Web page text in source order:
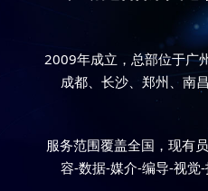
2009年成立，总部位于广
成都、长沙、郑州、南
服务范围覆盖全国，现有
容-数据-媒介-编导-视觉